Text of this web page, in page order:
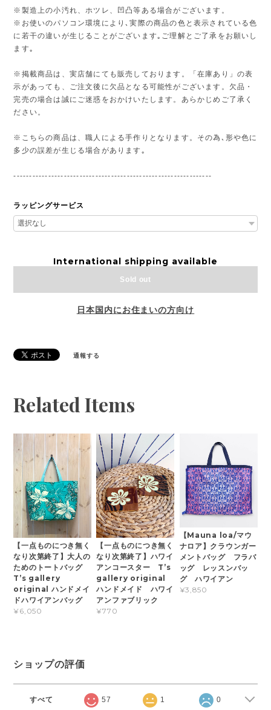
※製造上の小汚れ、ホツレ、凹凸等ある場合がございます。
※お使いのパソコン環境により､実際の商品の色と表示されている色
に若干の違いが生じることがございます｡ご理解とご了承をお願いし
ます｡
※掲載商品は、実店舗にても販売しております。「在庫あり」の表
示があっても、ご注文後に欠品となる可能性がございます。欠品・
完売の場合は誠にご迷惑をおかけいたします。あらかじめご了承く
ださい。
※こちらの商品は、職人による手作りとなります。その為､形や色に
多少の誤差が生じる場合があります｡
---------------------------------------------------------------
ラッピングサービス
International shipping available
Sold out
日本国内にお住まいの方向け
通報する
Related Items
【一点ものにつき無く
なり次第終了】大人の
ためのトートバッグ
T’s gallery
original ハンドメイ
ドハワイアンバッグ
¥6,050
【一点ものにつき無く
なり次第終了】ハワイ
アンコースター T’s
gallery original
ハンドメイド ハワイ
アンファブリック
¥770
【Mauna loa/マウ
ナロア】クラウンガー
メントバッグ フラバ
ッグ レッスンバッ
グ ハワイアン
¥3,850
ショップの評価
すべて 57 1 0